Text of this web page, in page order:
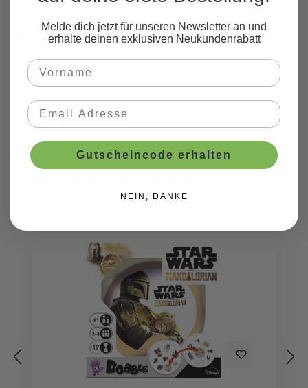
Beschreibung
Melde dich jetzt für unseren Newsletter an und
erhalte deinen exklusiven Neukundenrabatt
Gutscheincode erhalten
NEIN, DANKE